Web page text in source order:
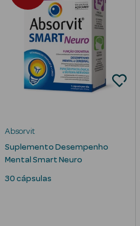
Corpo
Rosto
Absorvit
Suplemento Desempenho
Mental Smart Neuro
30 cápsulas